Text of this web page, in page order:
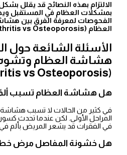
الالتزام بهذه النصائح قد يقلل
بمشكلات العظام في المستقبل
الفحوصات لمعرفة الفرق بين
العظام (Osteoarthritis vs Osteoporosis).
الأسئلة الشائعة حول
هشاشة العظام وتشوه
(Osteoarthritis vs Osteoporosis)
هل هشاشة العظام تسبب ألمًا
في كثير من الحالات لا تسبب هشاشة
المراحل الأولى. لكن عندما تحدث
في الفقرات قد يشعر المريض بألم
هل خشونة المفاصل مرض